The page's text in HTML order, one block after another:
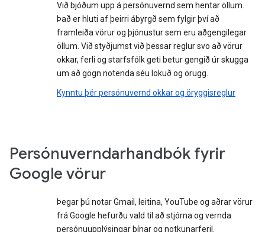
Við bjóðum upp á persónuvernd sem hentar öllum.
Það er hluti af þeirri ábyrgð sem fylgir því að
framleiða vörur og þjónustur sem eru aðgengilegar
öllum. Við styðjumst við þessar reglur svo að vörur
okkar, ferli og starfsfólk geti betur gengið úr skugga
um að gögn notenda séu lokuð og örugg.
Kynntu þér persónuvernd okkar og öryggisreglur
Persónuverndarhandbók fyrir
Google vörur
Þegar þú notar Gmail, leitina, YouTube og aðrar vörur
frá Google hefurðu vald til að stjórna og vernda
persónuupplýsingar þínar og notkunarferil.